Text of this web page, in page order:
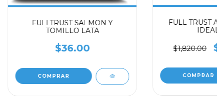
FULLTRUST SALMON Y
TOMILLO LATA
$36.00
FULL TRUST
$1,820.00